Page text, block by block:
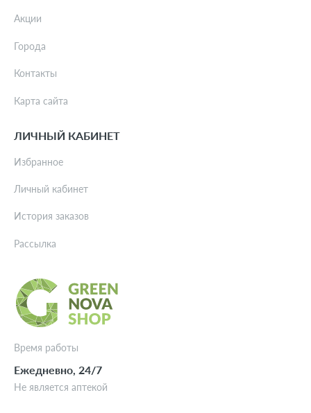
Время работы
Ежедневно, 24/7
Не является аптекой
Акции
Города
Контакты
Карта сайта
ЛИЧНЫЙ КАБИНЕТ
Избранное
Личный кабинет
История заказов
Рассылка